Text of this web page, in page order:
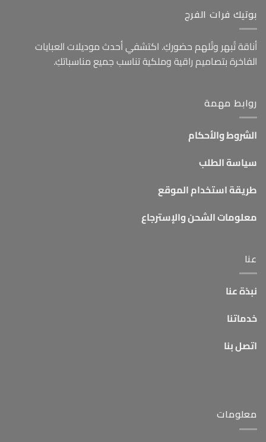
بوتيك فرات الفرج
أناقة تُبهر وتُلهم حضوركِ. اكتشفي أحدث موديلات العبايات
الفاخرة بتصاميم راقية وملكية تناسب جميع مناسباتكِ.
روابط مهمة
الشروط والأحكام
سياسة الطلب
طريقة استخدام الموقع
معلومات الشحن والإسترجاع
عنا
نبذة عنا
خدماتنا
اتصل بنا
معلومات